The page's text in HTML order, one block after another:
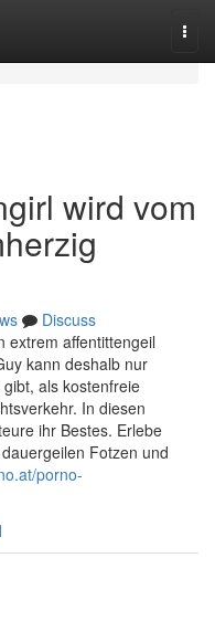
wird vom
Discuss
extrem affentittengeil
kann deshalb nur
als kostenfreie
In diesen
ihr Bestes. Erlebe
Fotzen und
porno-